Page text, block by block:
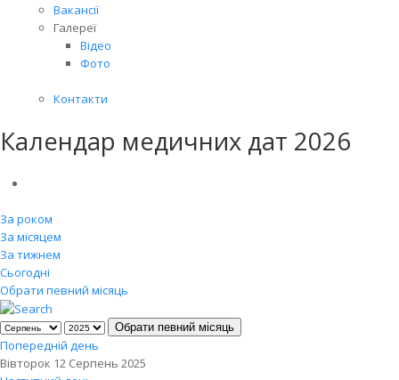
Вакансії
Галереї
Відео
Фото
Контакти
Календар медичних дат 2026
За роком
За місяцем
За тижнем
Сьогодні
Обрати певний місяць
Обрати певний місяць
Попередній день
Вівторок 12 Серпень 2025